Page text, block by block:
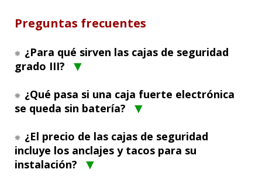
Preguntas frecuentes
¿Para qué sirven las cajas de seguridad
grado III?
¿Qué pasa si una caja fuerte electrónica
se queda sin batería?
¿El precio de las cajas de seguridad
incluye los anclajes y tacos para su
instalación?